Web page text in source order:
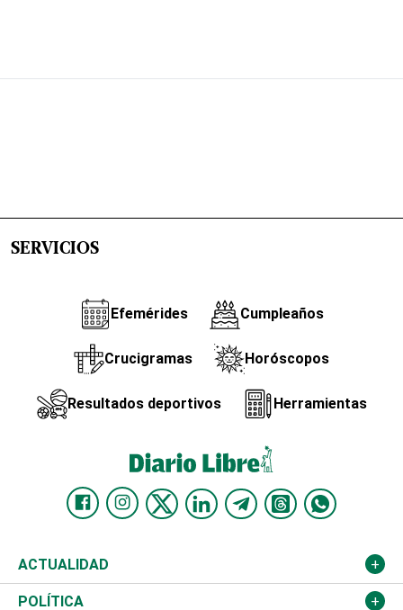
SERVICIOS
Efemérides Cumpleaños
Crucigramas Horóscopos
Resultados deportivos Herramientas
ACTUALIDAD
Nacional
POLÍTICA